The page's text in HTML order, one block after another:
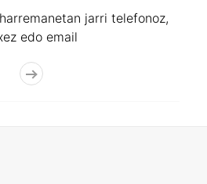
jarri telefonoz,
edo email